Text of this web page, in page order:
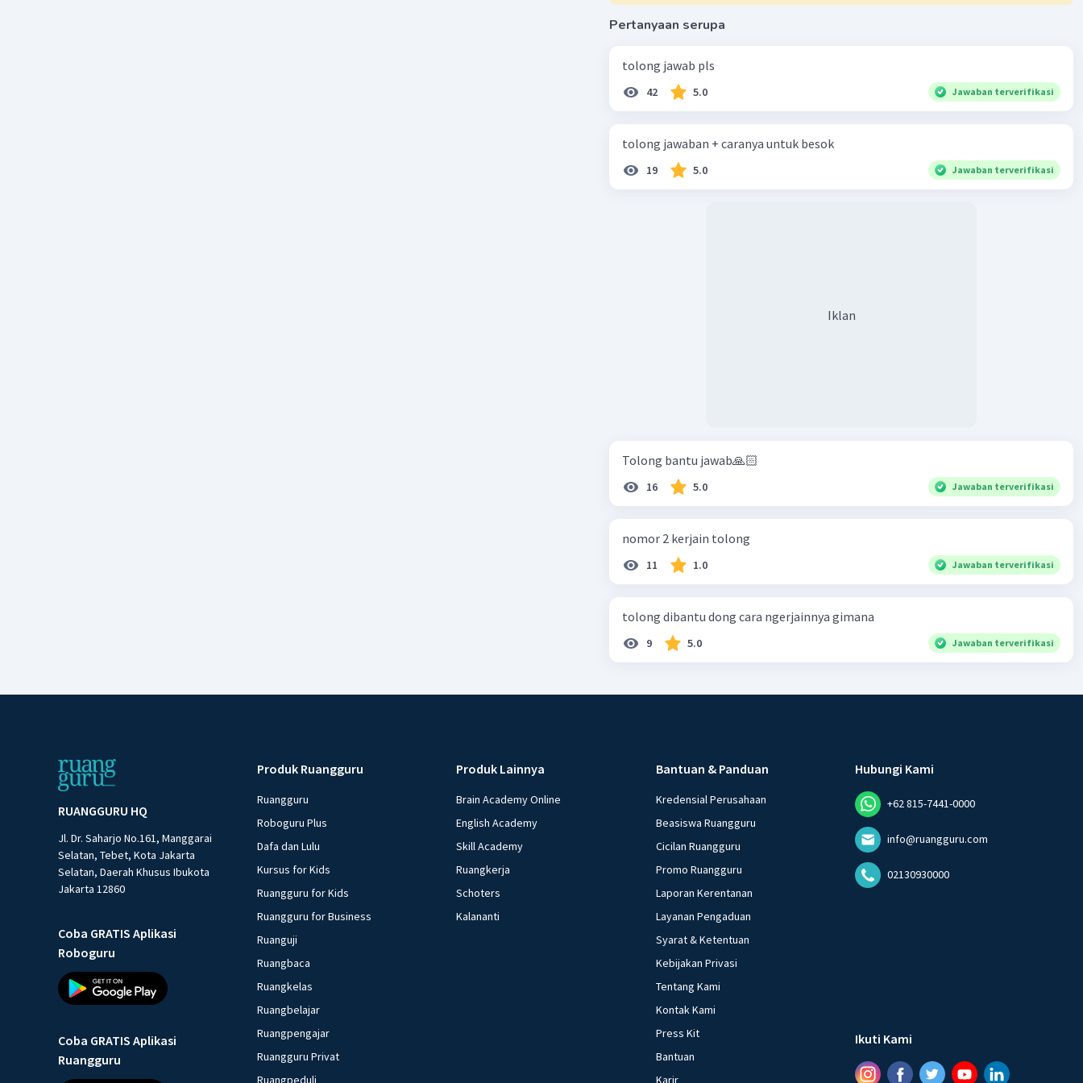
Pertanyaan serupa
tolong jawab pls
42 5.0 Jawaban terverifikasi
tolong jawaban + caranya untuk besok
19 5.0 Jawaban terverifikasi
Iklan
Tolong bantu jawab🙏🏻
16 5.0 Jawaban terverifikasi
nomor 2 kerjain tolong
11 1.0 Jawaban terverifikasi
tolong dibantu dong cara ngerjainnya gimana
9 5.0 Jawaban terverifikasi
RUANGGURU HQ
Jl. Dr. Saharjo No.161, Manggarai
Selatan, Tebet, Kota Jakarta
Selatan, Daerah Khusus Ibukota
Jakarta 12860
Coba GRATIS Aplikasi
Roboguru
Coba GRATIS Aplikasi
Ruangguru
Produk Ruangguru
Ruangguru
Roboguru Plus
Dafa dan Lulu
Kursus for Kids
Ruangguru for Kids
Ruangguru for Business
Ruanguji
Ruangbaca
Ruangkelas
Ruangbelajar
Ruangpengajar
Ruangguru Privat
Ruangpeduli
Produk Lainnya
Brain Academy Online
English Academy
Skill Academy
Ruangkerja
Schoters
Kalananti
Bantuan & Panduan
Kredensial Perusahaan
Beasiswa Ruangguru
Cicilan Ruangguru
Promo Ruangguru
Laporan Kerentanan
Layanan Pengaduan
Syarat & Ketentuan
Kebijakan Privasi
Tentang Kami
Kontak Kami
Press Kit
Bantuan
Karir
Hubungi Kami
+62 815-7441-0000
info@ruangguru.com
02130930000
Ikuti Kami